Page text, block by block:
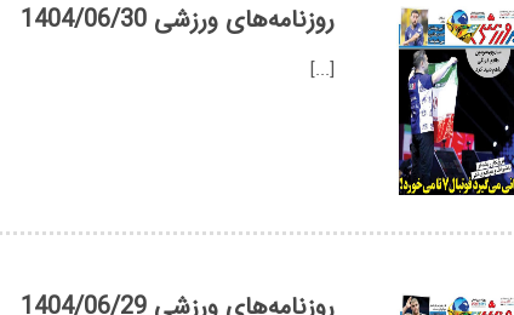
روزنامه‌های ورزشی 1404/06/30
[...]
روزنامه‌های ورزشی 1404/06/29